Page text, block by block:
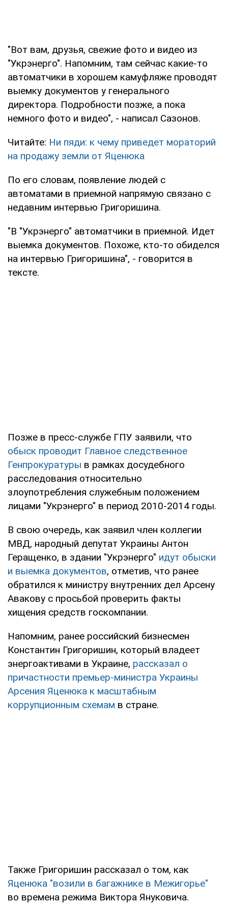
"Вот вам, друзья, свежие фото и видео из
"Укрэнерго". Напомним, там сейчас какие-то
автоматчики в хорошем камуфляже проводят
выемку документов у генерального
директора. Подробности позже, а пока
немного фото и видео", - написал Сазонов.
Читайте: Ни пяди: к чему приведет мораторий
на продажу земли от Яценюка
По его словам, появление людей с
автоматами в приемной напрямую связано с
недавним интервью Григоришина.
"В "Укрэнерго" автоматчики в приемной. Идет
выемка документов. Похоже, кто-то обиделся
на интервью Григоришина", - говорится в
тексте.
Позже в пресс-службе ГПУ заявили, что
обыск проводит Главное следственное
Генпрокуратуры в рамках досудебного
расследования относительно
злоупотребления служебным положением
лицами "Укрэнерго" в период 2010-2014 годы.
В свою очередь, как заявил член коллегии
МВД, народный депутат Украины Антон
Геращенко, в здании "Укрэнерго" идут обыски
и выемка документов, отметив, что ранее
обратился к министру внутренних дел Арсену
Авакову с просьбой проверить факты
хищения средств госкомпании.
Напомним, ранее российский бизнесмен
Константин Григоришин, который владеет
энергоактивами в Украине, рассказал о
причастности премьер-министра Украины
Арсения Яценюка к масштабным
коррупционным схемам в стране.
Также Григоришин рассказал о том, как
Яценюка "возили в багажнике в Межигорье"
во времена режима Виктора Януковича.